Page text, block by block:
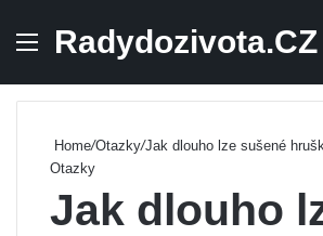
Menu
Radydozivota.CZ
Home/Otazky/Jak dlouho lze sušené
Otazky
Jak dlouho